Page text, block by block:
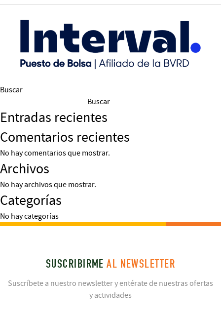
Buscar
Buscar
Entradas recientes
Comentarios recientes
No hay comentarios que mostrar.
Archivos
No hay archivos que mostrar.
Categorías
No hay categorías
SUSCRIBIRMEAL NEWSLETTER
Suscríbete a nuestro newsletter y entérate de nuestras ofertas
y actividades